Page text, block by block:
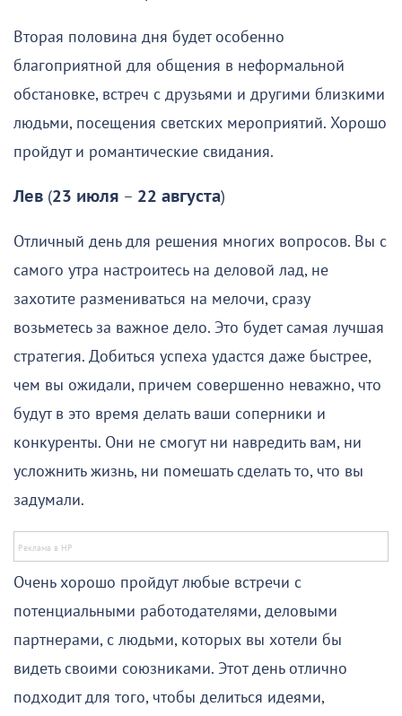
Вторая половина дня будет особенно
благоприятной для общения в неформальной
обстановке, встреч с друзьями и другими близкими
людьми, посещения светских мероприятий. Хорошо
пройдут и романтические свидания.
Лев (23 июля – 22 августа)
Отличный день для решения многих вопросов. Вы с
самого утра настроитесь на деловой лад, не
захотите размениваться на мелочи, сразу
возьметесь за важное дело. Это будет самая лучшая
стратегия. Добиться успеха удастся даже быстрее,
чем вы ожидали, причем совершенно неважно, что
будут в это время делать ваши соперники и
конкуренты. Они не смогут ни навредить вам, ни
усложнить жизнь, ни помешать сделать то, что вы
задумали.
Очень хорошо пройдут любые встречи с
потенциальными работодателями, деловыми
партнерами, с людьми, которых вы хотели бы
видеть своими союзниками. Этот день отлично
подходит для того, чтобы делиться идеями,